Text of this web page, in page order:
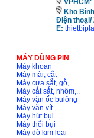
VPHCM :
Kho
Điện thoại/
E:
MÁY DÙNG PIN
Máy khoan
Máy mài, cắt
Máy cưa sắt, gỗ,..
Máy cắt sắt, nhôm,..
Máy vặn ốc bulông
Máy vặn vít
Máy hút bụi
Máy thổi bụi
Máy dò kim loại